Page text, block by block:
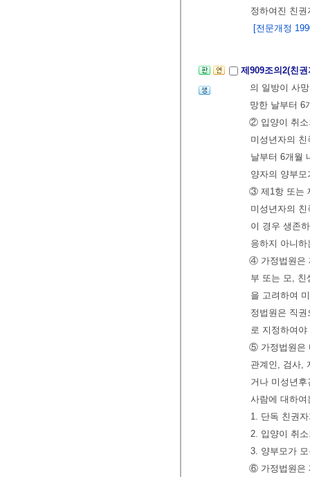
정하여진 친
[전문개정
제909조의2(친
의 일방이 사
망한 날부터 6
② 입양이 취소
미성년자의
날부터 6개월
양자의 양부
③ 제1항 또는
미성년자의
이 경우 생존
응하지 아니
④ 가정법원은
부 또는 모, 친
을 고려하여
정법원은 직
로 지정하여야
⑤ 가정법원은
관계인, 검사,
거나 미성년
사람에 대하
1. 단독 친권
2. 입양이 취
3. 양부모가
⑥ 가정법원은